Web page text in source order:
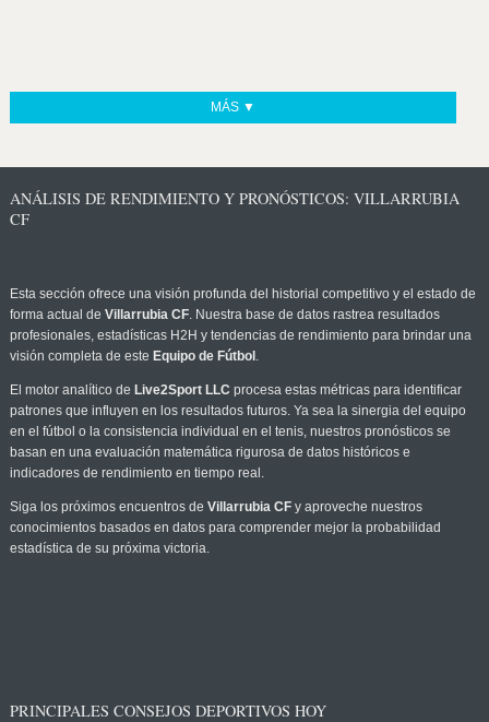
MÁS ▼
ANÁLISIS DE RENDIMIENTO Y PRONÓSTICOS: VILLARRUBIA
CF
Esta sección ofrece una visión profunda del historial competitivo y el estado de
forma actual de Villarrubia CF. Nuestra base de datos rastrea resultados
profesionales, estadísticas H2H y tendencias de rendimiento para brindar una
visión completa de este Equipo de Fútbol .
El motor analítico de Live2Sport LLC procesa estas métricas para identificar
patrones que influyen en los resultados futuros. Ya sea la sinergia del equipo
en el fútbol o la consistencia individual en el tenis, nuestros pronósticos se
basan en una evaluación matemática rigurosa de datos históricos e
indicadores de rendimiento en tiempo real.
Siga los próximos encuentros de Villarrubia CFy aproveche nuestros
conocimientos basados en datos para comprender mejor la probabilidad
estadística de su próxima victoria.
PRINCIPALES CONSEJOS DEPORTIVOS HOY